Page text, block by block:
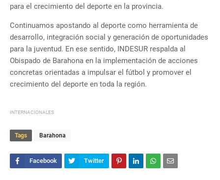
para el crecimiento del deporte en la provincia.
Continuamos apostando al deporte como herramienta de
desarrollo, integración social y generación de oportunidades
para la juventud. En ese sentido, INDESUR respalda al
Obispado de Barahona en la implementación de acciones
concretas orientadas a impulsar el fútbol y promover el
crecimiento del deporte en toda la región.
INTERNACIONALES
Tags Barahona